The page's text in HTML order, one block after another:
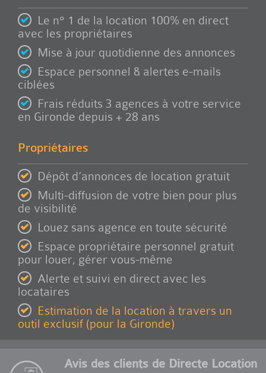
Le n° 1 de la location 100% en direct
avec les propriétaires
Mise à jour quotidienne des annonces
Espace personnel & alertes e-mails
ciblées
Frais réduits 3 agences à votre service
en Gironde depuis + 28 ans
Propriétaires
Dépôt d’annonces de location gratuit
Multi-diffusion de votre bien pour plus
de visibilité
Louez sans agence en toute sécurité
Espace propriétaire personnel gratuit
pour louer, gérer vous-même
Alerte et suivi en direct avec les
locataires
Estimation de la location à travers un
outil exclusif (pour la Gironde)
Avis des clients de Directe Location